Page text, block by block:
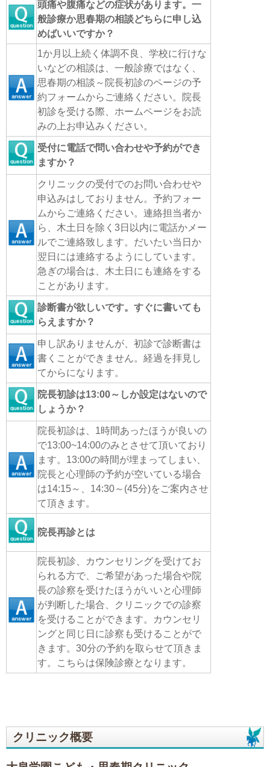
頭痛や腹痛などの症状があります。一
般診療か思春期の相談どちらに申し込
めばいいですか？
1か月以上続く体調不良、学校に行けな
いなどの相談は、一般診療ではなく、
思春期の相談～院長初診のページの予
約フォームからご連絡ください。院長
初診を受ける際、ホームページをお読
みの上お申込みください。
受付に電話で問い合わせや予約ができ
ますか？
クリニックの受付でのお問い合わせや
申込みはしておりません。予約フォー
ムからご連絡ください。連絡担当者か
ら、木土日を除く3日以内に電話かメー
ルでご連絡致します。だいたい当日か
翌日には連絡するようにしています。
急ぎの場合は、木土日にも連絡をする
ことがあります。
診断書が欲しいです。すぐに書いても
らえますか？
申し訳ありませんが、初診で診断書は
書くことができません。経過を拝見し
てからになります。
院長初診は13:00～しか設定はないので
しょうか？
院長初診は、1時間あったほうが良いの
で13:00~14:00のみとさせて頂いており
ます。13:00の時間が埋まってしまい、
院長と心理師の予約が空いている場合
は14:15～、14:30～(45分)をご案内させ
て頂きます。
院長再診とは
院長初診、カウンセリングを受けてお
られる方で、ご希望があった場合や院
長の診察を受けたほうがいいと心理師
が判断した場合、クリニックでの診察
を受けることができます。カウンセリ
ングと同じ日に診察も受けることがで
きます。30分の予約を取らせて頂きま
す。こちらは保険診療となります。
クリニック概要